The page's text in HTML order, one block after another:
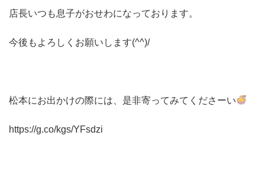
店長いつも息子がおせわになっております。
今後もよろしくお願いします(^^)/
松本にお出かけの際には、是非寄ってみてくださーい
https://g.co/kgs/YFsdzi